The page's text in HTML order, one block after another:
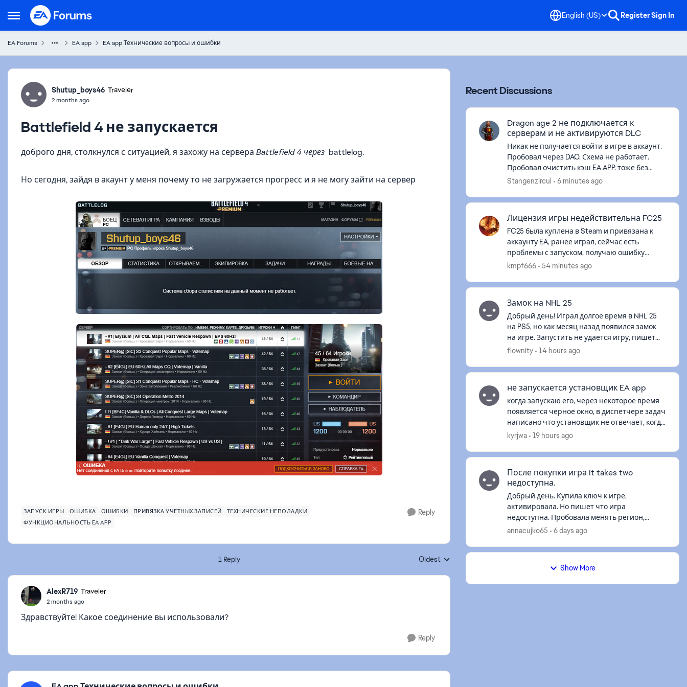
Open Side Menu
Skip to content English (US) RegisterSign In
EA Forums EA app EA app Технические вопросы и ошибки
Forum Discussion
Shutup_boys46 Traveler
2 months ago
Battlefield 4 не запускается
доброго дня, столкнулся с ситуацией, я захожу на сервера Battlefield 4 через battlelog.
Но сегодня, зайдя в акаунт у меня почему то не загружается прогресс и я не могу зайти на сервер
ЗАПУСК ИГРЫ ОШИБКА ОШИБКИ ПРИВЯЗКА УЧЁТНЫХ ЗАПИСЕЙ
ТЕХНИЧЕСКИЕ НЕПОЛАДКИ
ФУНКЦИОНАЛЬНОСТЬ EA APP
Reply
1 Reply Replies sorted by
Oldest
AlexR719 Traveler
2 months ago
Здравствуйте! Какое соединение вы использовали?
Reply
Featured Places
Recent Discussions
Dragon age 2 не подключается к
серверам и не активируются DLC
Никак не получается войти в игре в аккаунт.
Пробовал через DAO. Схема не работает.
Пробовал очистить кэш EA APP. тоже без
толку. Игра куплена и работает через EA со
Stangenzircul 6 minutes ago
Лицензия игры недействительна FC25
FC25 была куплена в Steam и привязана к
аккаунту EA, ранее играл, сейчас есть
проблемы с запуском, получаю ошибку
"Лицензия игры недействительна". Кэш
файл...
kmpf666 54 minutes ago
Замок на NHL 25
Добрый день! Играл долгое время в NHL 25
на PS5, но как месяц назад появился замок
на игре. Запустить не удается игру, пишет
«недоступно» либо выдает ошибку «Вы не
flownity 14 hours ago
не запускается установщик EA app
когда запускаю его, через некоторое время
появляется черное окно, в диспетчере задач
написано что установщик не отвечает, когда
тыкаю по окну он также не отвечает.
kyrjwa 19 hours ago
После покупки игра It takes two
недоступна.
Добрый день. Купила ключ к игре,
активировала. Но пишет что игра
недоступна. Пробовала менять регион,
чистить кеш и перезагружать компьютер.
сделать?! изнач...
annacujko65 6 days ago
Show More